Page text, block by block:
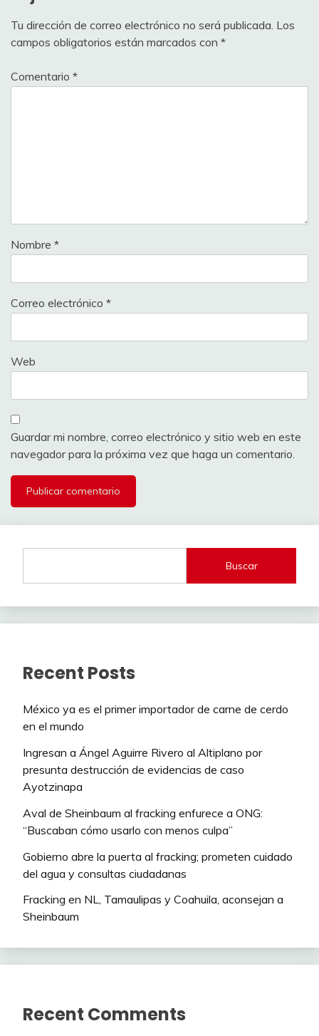
Tu dirección de correo electrónico no será publicada. Los
campos obligatorios están marcados con *
Comentario *
Nombre *
Correo electrónico *
Web
Guardar mi nombre, correo electrónico y sitio web en este
navegador para la próxima vez que haga un comentario.
Buscar
Recent Posts
México ya es el primer importador de carne de cerdo
en el mundo
Ingresan a Ángel Aguirre Rivero al Altiplano por
presunta destrucción de evidencias de caso
Ayotzinapa
Aval de Sheinbaum al fracking enfurece a ONG:
“Buscaban cómo usarlo con menos culpa”
Gobierno abre la puerta al fracking; prometen cuidado
del agua y consultas ciudadanas
Fracking en NL, Tamaulipas y Coahuila, aconsejan a
Sheinbaum
Recent Comments